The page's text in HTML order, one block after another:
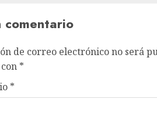
comentario
de correo electrónico no será
*
*